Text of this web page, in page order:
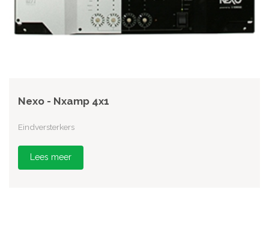
Nexo - Nxamp 4x1
Eindversterkers
Lees meer